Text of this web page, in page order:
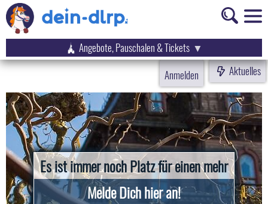
Angebote, Pauschalen & Tickets
Anmelden
Aktuelles
Es ist immer noch Platz für einen mehr
Melde Dich hier an!